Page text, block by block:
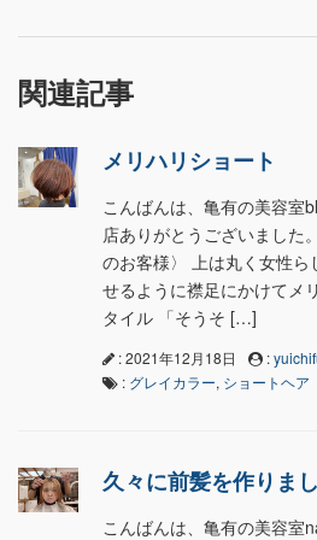
関連記事
メリハリショート
こんばんは、亀有の美容室
店ありがとうございました
のお客様〉 上は丸く女性
せるように襟足にかけてメ
タイル 「そうそ […]
: 2021年12月18日 :
: グレイカラー, ショートヘア
久々に前髪を作りまし
こんばんは、亀有の美容室